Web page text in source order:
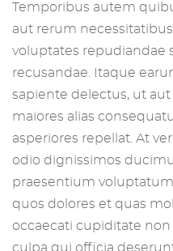
Temporibus autem
aut rerum
voluptates repudiandae
recusandae. Itaque
sapiente delectus, ut
maiores alias
asperiores repellat. At
odio dignissimos
praesentium
quos dolores et quas
occaecati cupiditate
culpa qui officia